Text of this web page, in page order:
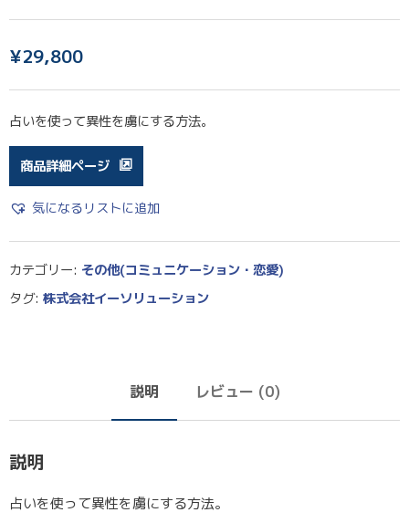
¥29,800
占いを使って異性を虜にする方法。
商品詳細ページ
気になるリストに追加
カテゴリー: その他(コミュニケーション・恋愛)
タグ: 株式会社イーソリューション
説明 レビュー (0)
説明
占いを使って異性を虜にする方法。